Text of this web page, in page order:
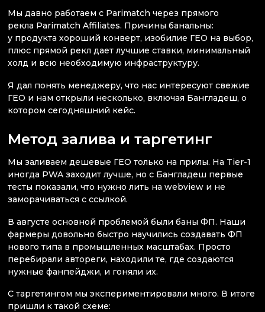
Мы давно работаем с Parimatch через прямого
рекла Parimatch Affiliates. Причины банальны:
у продукта хороший конверт, изобилие ГЕО на выбор,
плюс прямой рекл дает лучшие ставки, минимальный
холд и всю необходимую инфраструктуру.
Я дал понять менеджеру, что нас интересуют свежие
ГЕО и нам открыли несколько, включая Бангладеш, о
котором сегодняшний кейс.
Метод залива и таргетинг
Мы заливаем дешевые ГЕО только на прилы. На Tier-1
иногда PWA заходит лучше, но с Бангладеш первые
тесты показали, что нужно лить на webview и не
заморачиваться с ссылкой.
В августе основной проблемой были баны ФП. Наши
фармеры довольно быстро научились создавать ФП
нового типа в промышленных масштабах. Просто
перебирали автореги, находили те, где создаются
нужные фанпейджи, и гоняли их.
С таргетингом мы экспериментировали много. В итоге
пришли к такой схеме: